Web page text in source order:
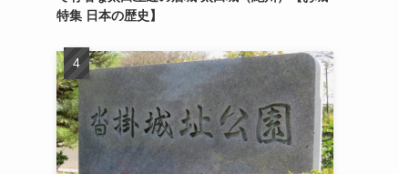
特集 日本の歴史】